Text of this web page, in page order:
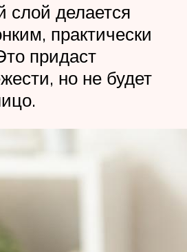
делается
практически
придаст
но не будет